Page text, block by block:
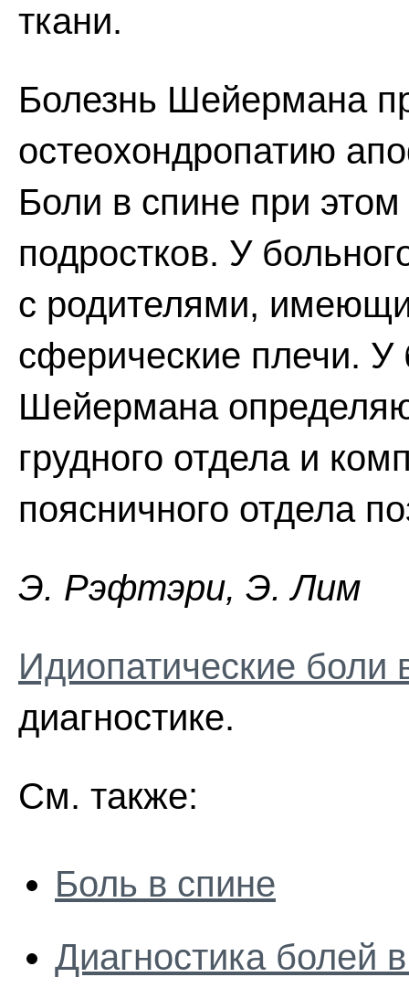
ткани.
Болезнь Шейермана
остеохондропатию
Боли в спине при
подростков. У
с родителями,
сферические плечи.
Шейермана
грудного отдела и
поясничного отдела
Э. Pэфтэpи, Э. Лим
Идиопатические боли
диагностике.
См. также:
Боль в спине
Диагностика болей